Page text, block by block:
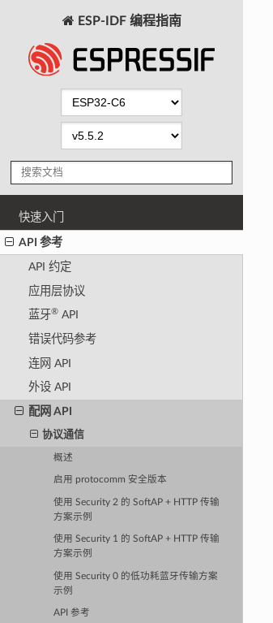
ESP-IDF 编程指南
快速入门
API 参考
API 约定
应用层协议
蓝牙®API
错误代码参考
连网 API
外设 API
配网 API
协议通信
概述
启用 protocomm 安全版本
使用 Security 2 的 SoftAP + HTTP 传输
方案示例
使用 Security 1 的 SoftAP + HTTP 传输
方案示例
使用 Security 0 的低功耗蓝牙传输方案
示例
API 参考